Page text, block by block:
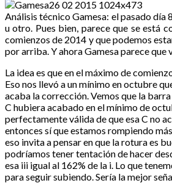
Análisis técnico Gamesa: el pasado
u otro. Pues bien, parece que se está
comienzos de 2014 y que podemos
por arriba. Y ahora Gamesa parece
La idea es que en el máximo de
Eso nos llevó a un mínimo en octubre
acaba la corrección. Vemos que la
C hubiera acabado en el mínimo de
perfectamente válida de que esa C no
entonces sí que estamos rompiendo
eso invita a pensar en que la rotura es
podríamos tener tentación de hacer
esa iii igual al 162% de la i. Lo que
para seguir subiendo. Sería la mejor